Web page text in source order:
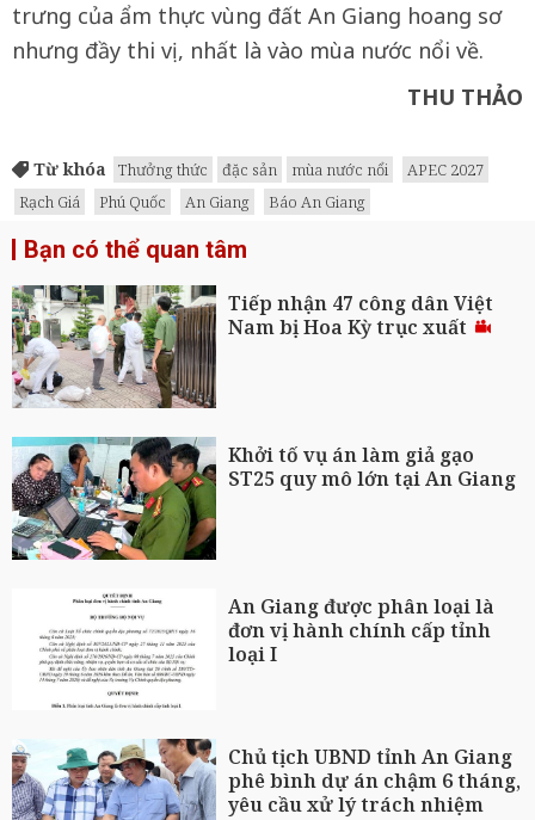
trưng của ẩm thực vùng đất An Giang hoang sơ
nhưng đầy thi vị, nhất là vào mùa nước nổi về.
THU THẢO
Từ khóa Thưởng thức đặc sản mùa nước nổi
APEC 2027
Rạch Giá
Phú Quốc An Giang Báo An Giang
Bạn có thể quan tâm
Tiếp nhận 47 công dân Việt
Nam bị Hoa Kỳ trục xuất
Khởi tố vụ án làm giả gạo
ST25 quy mô lớn tại An Giang
An Giang được phân loại là
đơn vị hành chính cấp tỉnh
loại I
Chủ tịch UBND tỉnh An Giang
phê bình dự án chậm 6 tháng,
yêu cầu xử lý trách nhiệm